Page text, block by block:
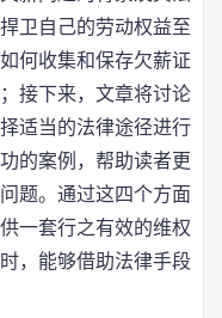
卫自己的劳动权益至
何收集和保存欠薪证
接下来，文章将讨论
适当的法律途径进行
的案例，帮助读者更
题。通过这四个方面
一套行之有效的维权
，能够借助法律手段